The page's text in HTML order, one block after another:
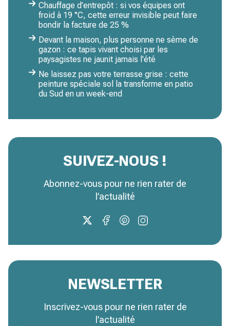
Chauffage d’entrepôt : si vos équipes ont
froid à 19 °C, cette erreur invisible peut faire
bondir la facture de 25 %
Devant la maison, plus personne ne sème de
gazon : ce tapis vivant choisi par les
paysagistes ne jaunit jamais l'été
Ne laissez pas votre terrasse grise : cette
peinture spéciale sol la transforme en patio
du Sud en un week-end
SUIVEZ-NOUS !
Abonnez-vous pour ne rien rater de
l’actualité
NEWSLETTER
Inscrivez-vous pour ne rien rater de
l’actualité